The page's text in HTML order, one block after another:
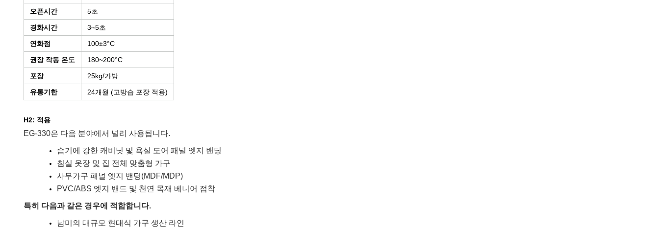
오픈시간 5초
경화시간 3~5초
연화점 100±3°C
권장 작동 온도 180~200°C
포장 25kg/가방
유통기한 24개월 (고방습 포장 적용)
H2: 적용
EG-330은 다음 분야에서 널리 사용됩니다.
습기에 강한 캐비닛 및 욕실 도어 패널 엣지 밴딩
침실 옷장 및 집 전체 맞춤형 가구
사무가구 패널 엣지 밴딩(MDF/MDP)
PVC/ABS 엣지 밴드 및 천연 목재 베니어 접착
특히 다음과 같은 경우에 적합합니다.
남미의 대규모 현대식 가구 생산 라인